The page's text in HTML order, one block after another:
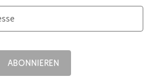
ABONNIEREN